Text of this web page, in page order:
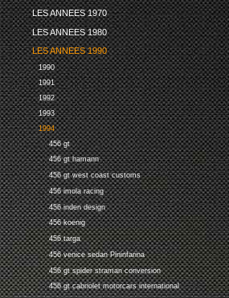
LES ANNEES 1970
LES ANNEES 1980
LES ANNEES 1990
1990
1991
1992
1993
1994
456 gt
456 gt hamann
456 gt west coast customs
456 imola racing
456 inden design
456 koenig
456 targa
456 venice sedan Pininfarina
456 gt spider straman conversion
456 gt cabriolet motorcars international